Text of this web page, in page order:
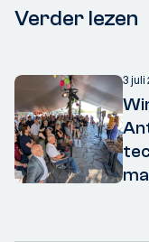
Verder lezen
3 juli